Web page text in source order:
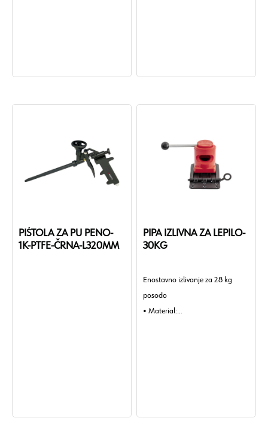
PIŠTOLA ZA PU PENO-
1K-PTFE-ČRNA-L320MM
PIPA IZLIVNA ZA LEPILO-
30KG
Enostavno izlivanje za 28 kg
posodo
• Material: